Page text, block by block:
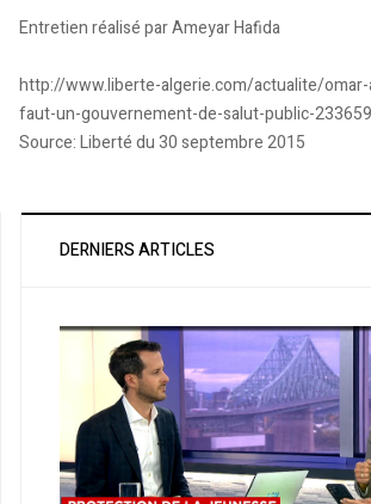
Entretien réalisé par Ameyar Hafida
http://www.liberte-algerie.com/actualite/
faut-un-gouvernement-de-salut-public-233659
Source: Liberté du 30 septembre 2015
DERNIERS ARTICLES